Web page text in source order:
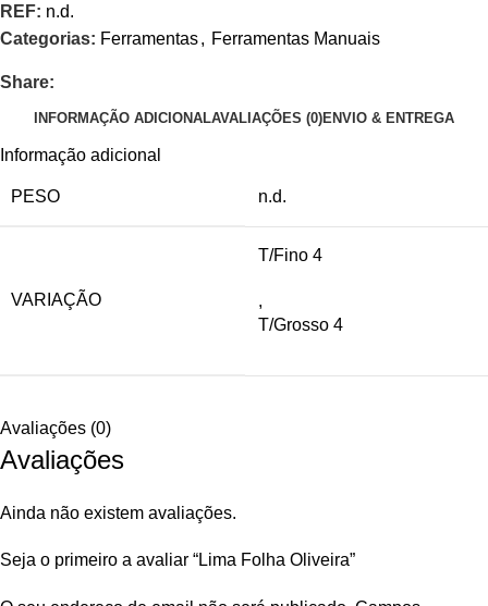
REF: n.d.
Categorias: Ferramentas, Ferramentas Manuais
Share:
INFORMAÇÃO ADICIONALAVALIAÇÕES (0)ENVIO & ENTREGA
Informação adicional
PESO n.d.
VARIAÇÃO
T/Fino 4
,
T/Grosso 4
Avaliações (0)
Avaliações
Ainda não existem avaliações.
Seja o primeiro a avaliar “Lima Folha Oliveira”